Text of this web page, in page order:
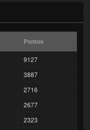
Pontos
9127
3887
2716
2677
2323